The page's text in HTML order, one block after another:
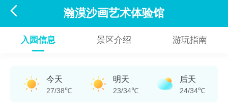
 瀚漠沙画艺术体验馆
入园信息 景区介绍 游玩指南
今天
27/38℃
明天
23/34℃
后天
24/34℃